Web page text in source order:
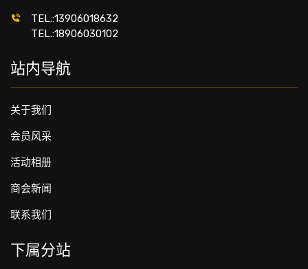
TEL.:13906018632
TEL.:18906030102
站内导航
关于我们
会员风采
活动相册
商会新闻
联系我们
下属分站